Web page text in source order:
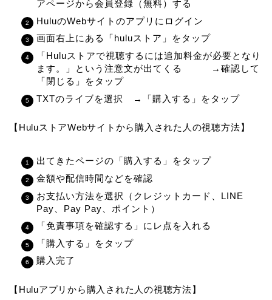
アページから会員登録（無料）する
HuluのWebサイトのアプリにログイン
画面右上にある「huluストア」をタップ
「Huluストアで視聴するには追加料金が必要となり
ます。」という注意文が出てくる →確認して
「閉じる」
をタップ
TXTのライブを選択 →「購入する」をタップ
【HuluストアWebサイトから購入された人の視聴方法】
出てきたページの「購入する」をタップ
金額や配信時間などを確認
お支払い方法を選択（クレジットカード、LINE
Pay、Pay Pay、ポイント）
「免責事項を確認する」にレ点を入れる
「購入する」をタップ
購入完了
【Huluアプリから購入された人の視聴方法】